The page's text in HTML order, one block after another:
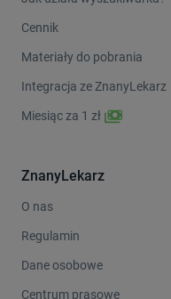
Cennik
Materiały do pobrania
Integracja ze ZnanyLekarz
Miesiąc za 1 zł
ZnanyLekarz
O nas
Regulamin
Dane osobowe
Centrum prasowe